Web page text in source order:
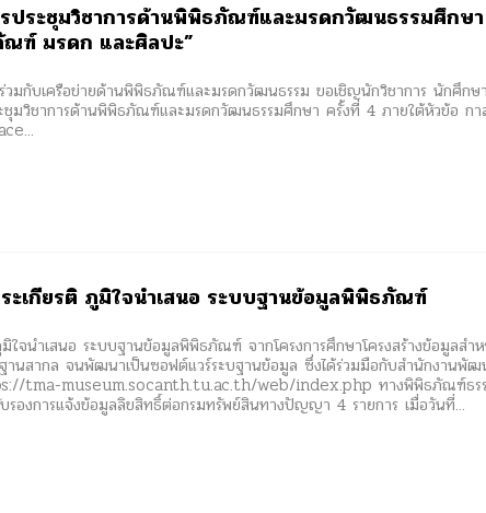
รประชุมวิชาการด้านพิพิธภัณฑ์และมรดกวัฒนธรรมศึกษ
ฑ์ มรดก และศิลปะ”
วมกับเครือข่ายด้านพิพิธภัณฑ์และมรดกวัฒนธรรม ขอเชิญนักวิชาการ นัก
ชุมวิชาการด้านพิพิธภัณฑ์และมรดกวัฒนธรรมศึกษา ครั้งที่ 4 ภายใต้หัวข้อ ก
เกียรติ ภูมิใจนำเสนอ ระบบฐานข้อมูลพิพิธภัณฑ์
จนำเสนอ ระบบฐานข้อมูลพิพิธภัณฑ์ จากโครงการศึกษาโครงสร้างข้อมูลส
นสากล จนพัฒนาเป็นซอฟต์แวร์ระบฐานข้อมูล ซึ่งได้ร่วมมือกับสำนักงานพัฒ
tma-museum.socanth.tu.ac.th/web/index.php ทางพิพิธภัณฑ์ธรร
รองการแจ้งข้อมูลลิขสิทธิ์ต่อกรมทรัพย์สินทางปัญญา 4 รายการ เมื่อวันที่...